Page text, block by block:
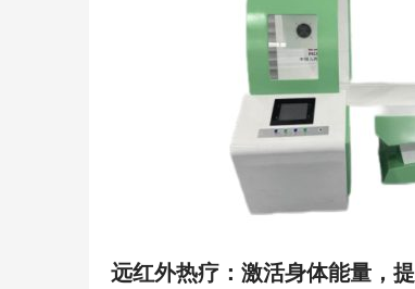
远红外热疗：激活身体能量，